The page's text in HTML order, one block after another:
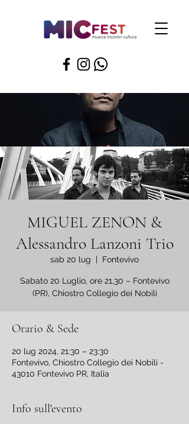
MIGUEL ZENON &
Alessandro Lanzoni Trio
sab 20 lug
  |
Fontevivo
Sabato 20 Luglio, ore 21,30 – Fontevivo
(PR), Chiostro Collegio dei Nobili
Orario & Sede
20 lug 2024, 21:30 – 23:30
Fontevivo, Chiostro Collegio dei Nobili -
43010 Fontevivo PR, Italia
Info sull'evento